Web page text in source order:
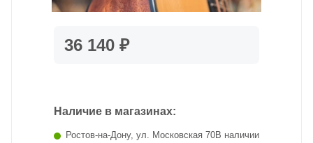
36 140 ₽
Наличие в магазинах:
Ростов-на-Дону, ул. Московская 70В наличии